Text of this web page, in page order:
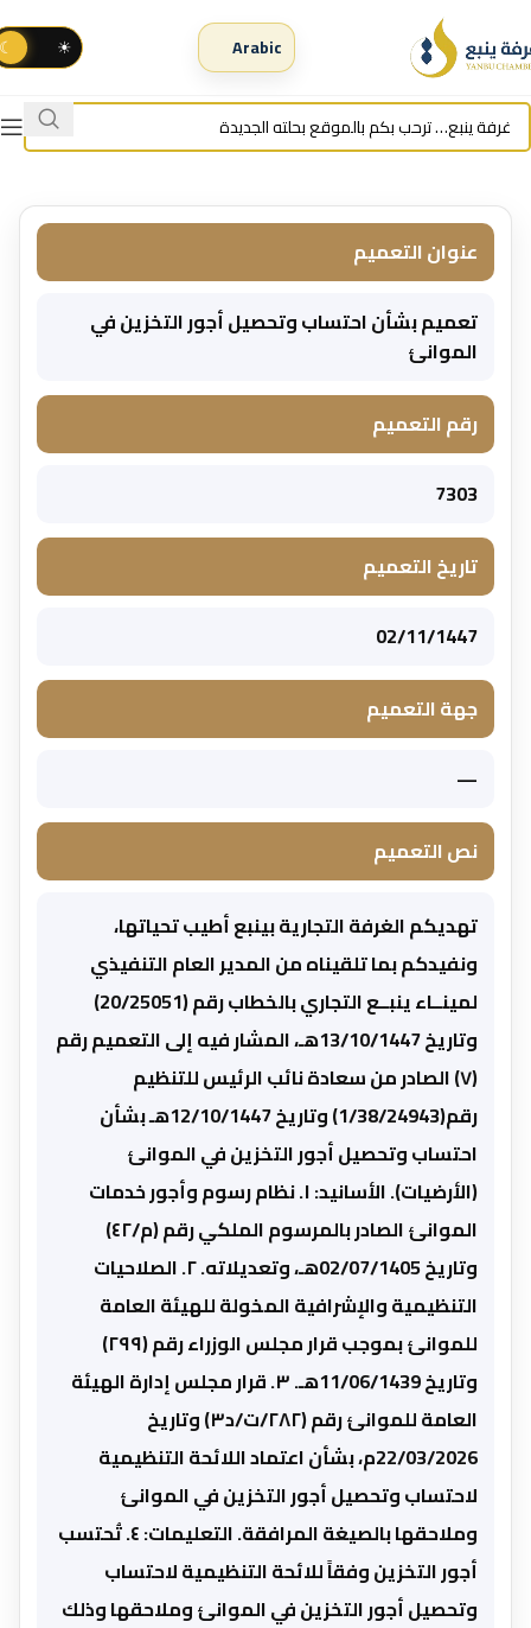
☀
☾
عنوان التعميم
تعميم بشأن احتساب وتحصيل أجور التخزين في
الموانئ
رقم التعميم
7303
تاريخ التعميم
02/11/1447
جهة التعميم
—
نص التعميم
تهديكم الغرفة التجارية بينبع أطيب تحياتها،
ونفيدكم بما تلقيناه من المدير العام التنفيذي
لمينــاء ينبــع التجاري بالخطاب رقم (20/25051)
وتاريخ 13/10/1447هـ، المشار فيه إلى التعميم رقم
(٧) الصادر من سعادة نائب الرئيس للتنظيم
رقم(1/38/24943) وتاريخ 12/10/1447هـ بشأن
احتساب وتحصيل أجور التخزين في الموانئ
(الأرضيات). الأسانيد: ١. نظام رسوم وأجور خدمات
الموانئ الصادر بالمرسوم الملكي رقم (م/٤٢)
وتاريخ 02/07/1405هـ، وتعديلاته. ٢. الصلاحيات
التنظيمية والإشرافية المخولة للهيئة العامة
للموانئ بموجب قرار مجلس الوزراء رقم (٢٩٩)
وتاريخ 11/06/1439هـ. ٣. قرار مجلس إدارة الهيئة
العامة للموانئ رقم (٢٨٢/ت/د٣) وتاريخ
22/03/2026م، بشأن اعتماد اللائحة التنظيمية
لاحتساب وتحصيل أجور التخزين في الموانئ
وملاحقها بالصيغة المرافقة. التعليمات: ٤. تُحتسب
أجور التخزين وفقاً للائحة التنظيمية لاحتساب
وتحصيل أجور التخزين في الموانئ وملاحقها وذلك